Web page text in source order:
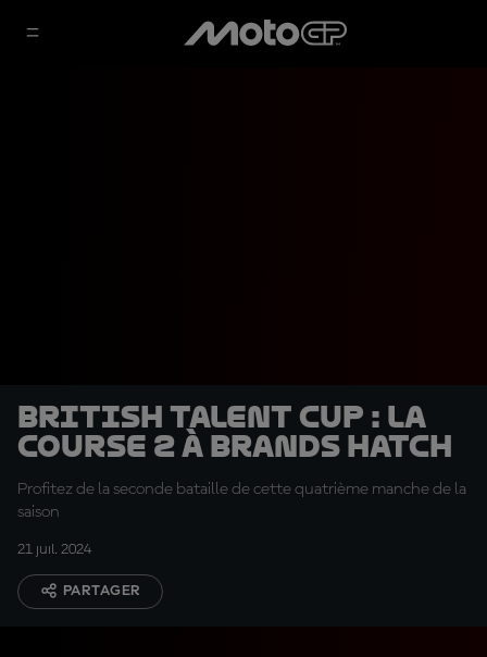
British Talent Cup : la
course 2 à Brands Hatch
Profitez de la seconde bataille de cette quatrième manche de la
saison
21 juil. 2024
PARTAGER